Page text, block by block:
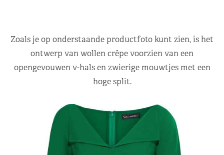
Zoals je op onderstaande productfoto kunt zien, is het
ontwerp van wollen crêpe voorzien van een
opengevouwen v-hals en zwierige mouwtjes met een
hoge split.